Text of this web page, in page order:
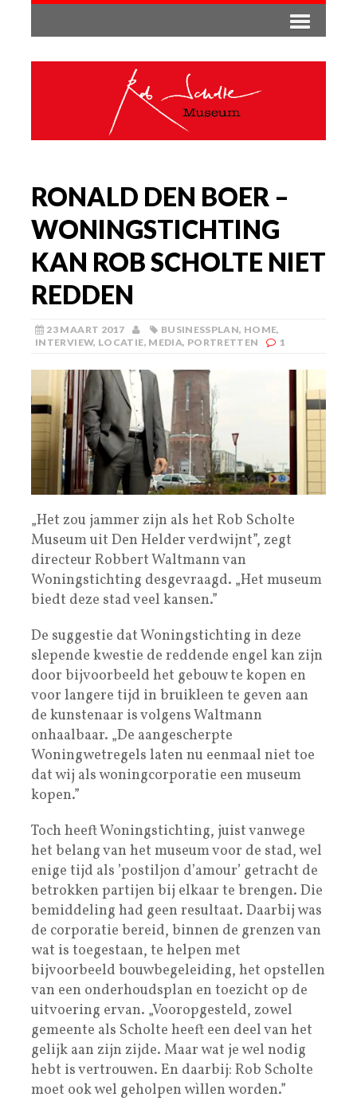
RONALD DEN BOER –
WONINGSTICHTING
KAN ROB SCHOLTE NIET
REDDEN
23 MAART 2017 BUSINESSPLAN, HOME,
INTERVIEW, LOCATIE, MEDIA, PORTRETTEN 1
„Het zou jammer zijn als het Rob Scholte
Museum uit Den Helder verdwijnt”, zegt
directeur Robbert Waltmann van
Woningstichting desgevraagd. „Het museum
biedt deze stad veel kansen.”
De suggestie dat Woningstichting in deze
slepende kwestie de reddende engel kan zijn
door bijvoorbeeld het gebouw te kopen en
voor langere tijd in bruikleen te geven aan
de kunstenaar is volgens Waltmann
onhaalbaar. „De aangescherpte
Woningwetregels laten nu eenmaal niet toe
dat wij als woningcorporatie een museum
kopen.”
Toch heeft Woningstichting, juist vanwege
het belang van het museum voor de stad, wel
enige tijd als ’postiljon d’amour’ getracht de
betrokken partijen bij elkaar te brengen. Die
bemiddeling had geen resultaat. Daarbij was
de corporatie bereid, binnen de grenzen van
wat is toegestaan, te helpen met
bijvoorbeeld bouwbegeleiding, het opstellen
van een onderhoudsplan en toezicht op de
uitvoering ervan. „Vooropgesteld, zowel
gemeente als Scholte heeft een deel van het
gelijk aan zijn zijde. Maar wat je wel nodig
hebt is vertrouwen. En daarbij: Rob Scholte
moet ook wel geholpen wìllen worden.”